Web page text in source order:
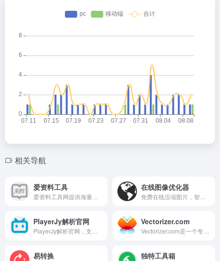
相关导航
爱资料工具 在线图像优化器
PlayerJy解析官网 Vectorizer.com
易转换 独特工具箱